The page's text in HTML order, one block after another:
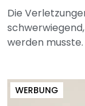
Die
werden musste.
WERBUNG